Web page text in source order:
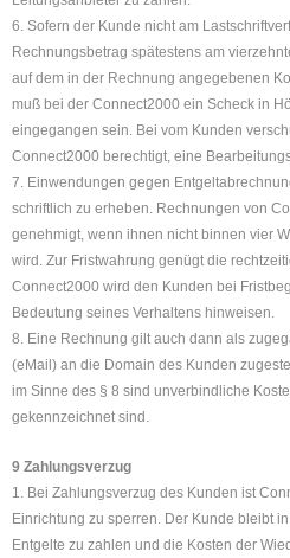
6. Sofern der Kunde nicht am
Rechnungsbetrag spätestens am
auf dem in der Rechnung angegebenen
muß bei der Connect2000 ein Scheck in
eingegangen sein. Bei vom Kunden
Connect2000 berechtigt, eine
7. Einwendungen gegen
schriftlich zu erheben. Rechnungen von
genehmigt, wenn ihnen nicht binnen vier
wird. Zur Fristwahrung genügt die
Connect2000 wird den Kunden bei
Bedeutung seines Verhaltens hinweisen.
8. Eine Rechnung gilt auch dann als
(eMail) an die Domain des Kunden
im Sinne des § 8 sind unverbindliche
gekennzeichnet sind.
9 Zahlungsverzug
1. Bei Zahlungsverzug des Kunden ist
Einrichtung zu sperren. Der Kunde bleibt
Entgelte zu zahlen und die Kosten der